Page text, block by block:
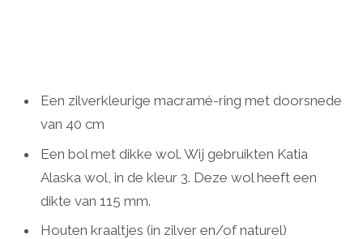
Een zilverkleurige macramé-ring met doorsnede
van 40 cm
Een bol met dikke wol. Wij gebruikten Katia
Alaska wol, in de kleur 3. Deze wol heeft een
dikte van 115 mm.
Houten kraaltjes (in zilver en/of naturel)